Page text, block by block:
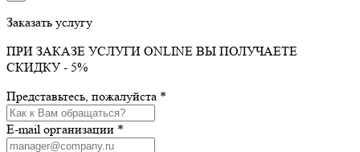
Заказать услугу
ПРИ ЗАКАЗЕ УСЛУГИ ONLINE ВЫ ПОЛУЧАЕТЕ
СКИДКУ - 5%
Представьтесь, пожалуйста *
E-mail организации *